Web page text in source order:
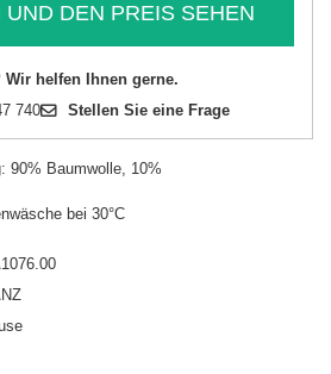
UND DEN PREIS SEHEN
Wir helfen Ihnen gerne.
740 Stellen Sie eine Frage
90% Baumwolle, 10%
bei 30°C